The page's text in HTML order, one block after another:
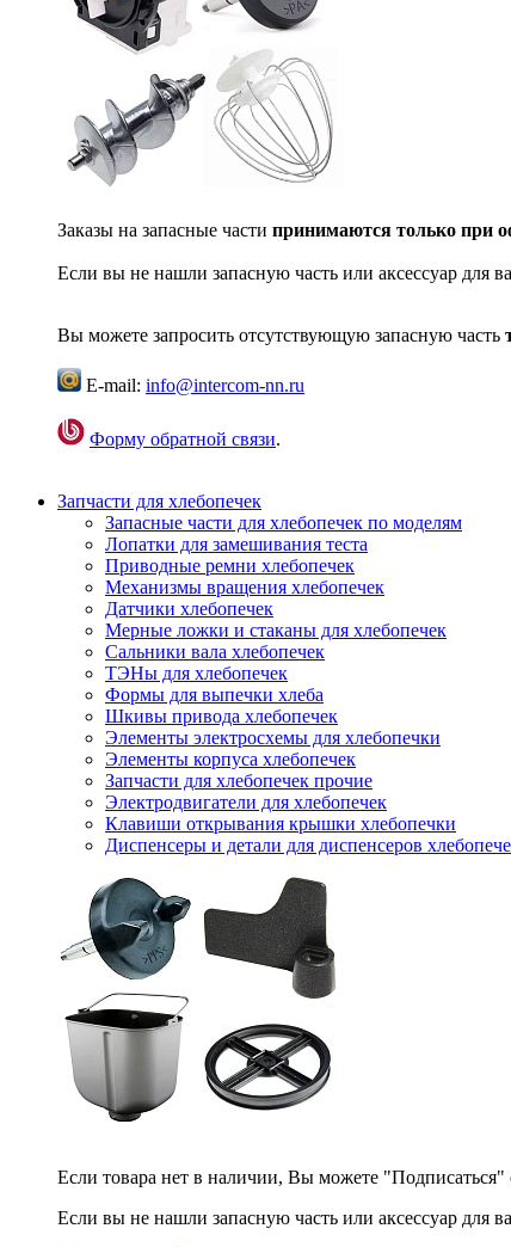
Заказы на запасные части принимаются только при
Если вы не нашли запасную часть или аксессуар для
Вы можете запросить отсутствующую запасную часть
E-mail: info@intercom-nn.ru
Форму обратной связи.
Запчасти для хлебопечек
Запасные части для хлебопечек по моделям
Лопатки для замешивания теста
Приводные ремни хлебопечек
Механизмы вращения хлебопечек
Датчики хлебопечек
Мерные ложки и стаканы для хлебопечек
Сальники вала хлебопечек
ТЭНы для хлебопечек
Формы для выпечки хлеба
Шкивы привода хлебопечек
Элементы электросхемы для хлебопечки
Элементы корпуса хлебопечек
Запчасти для хлебопечек прочие
Электродвигатели для хлебопечек
Клавиши открывания крышки хлебопечки
Диспенсеры и детали для диспенсеров
Если товара нет в наличии, Вы можете "Подписаться"
Если вы не нашли запасную часть или аксессуар для